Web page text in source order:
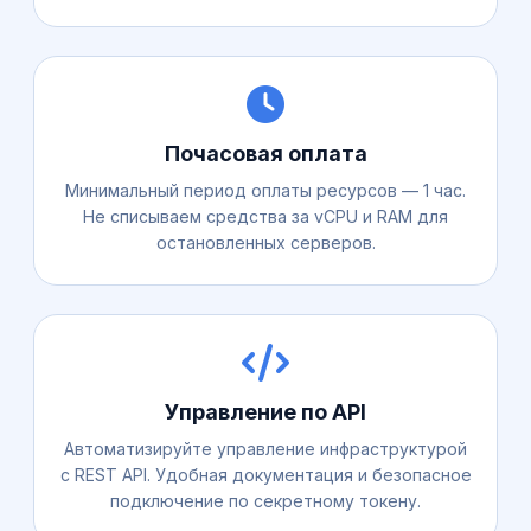
Почасовая оплата
Минимальный период оплаты ресурсов — 1 час.
Не списываем средства за vCPU и RAM для
остановленных серверов.
Управление по API
Автоматизируйте управление инфраструктурой
с REST API. Удобная документация и безопасное
подключение по секретному токену.